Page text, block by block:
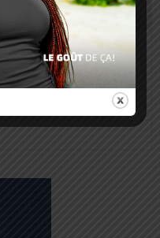
14 16
21 22 23
30